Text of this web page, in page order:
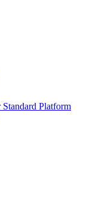
Platform